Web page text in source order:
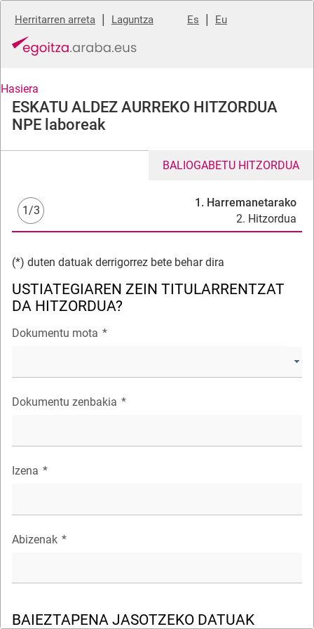
Herritarren arreta Laguntza Es Eu
Hasiera
ESKATU ALDEZ AURREKO HITZORDUA
NPE laboreak
BALIOGABETU HITZORDUA
1/3
1. Harremanetarako
2. Hitzordua
(*) duten datuak derrigorrez bete behar dira
USTIATEGIAREN ZEIN TITULARRENTZAT
DA HITZORDUA?
Dokumentu mota *
Dokumentu zenbakia *
Izena *
Abizenak *
BAIEZTAPENA JASOTZEKO DATUAK